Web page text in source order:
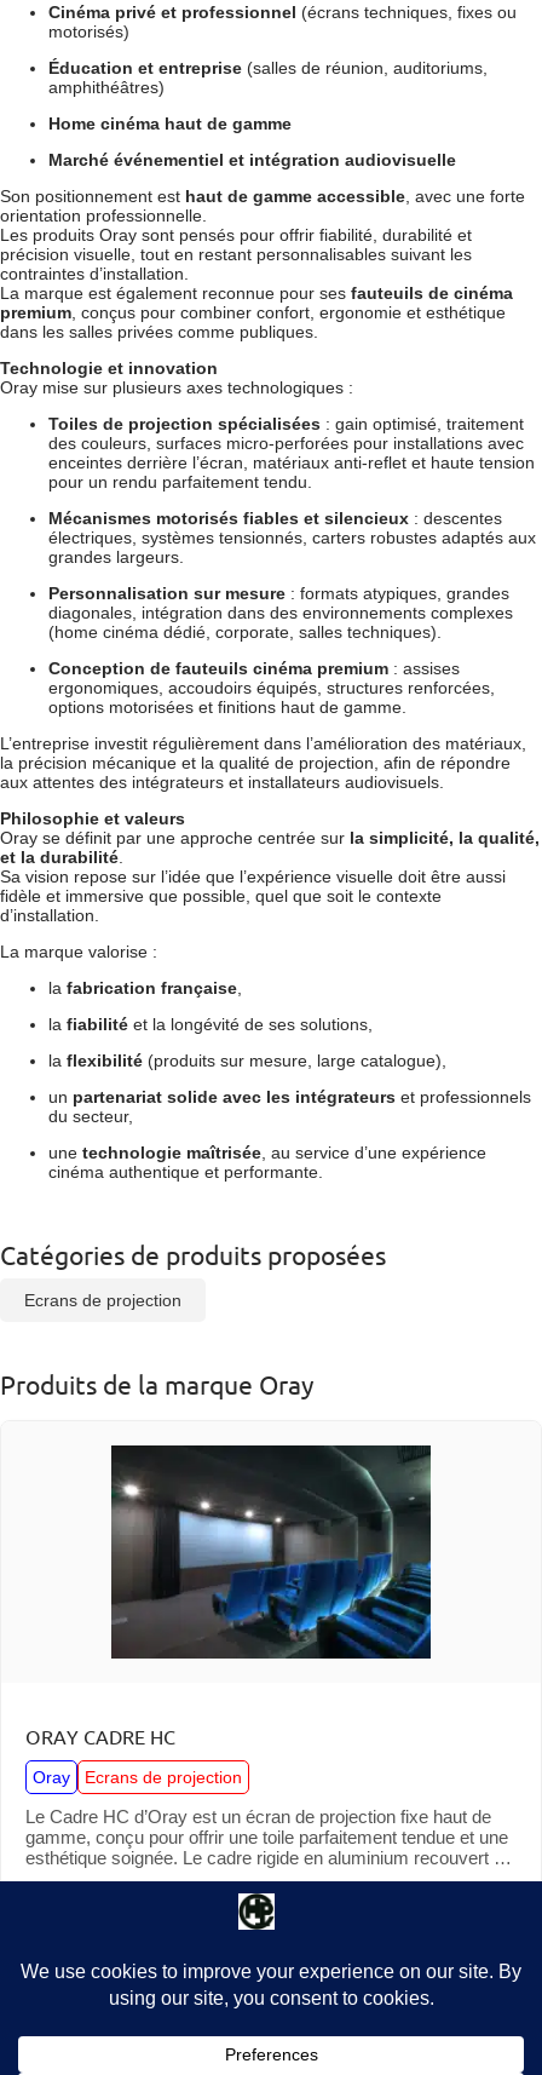
Cinéma privé et professionnel (écrans techniques, fixes ou
motorisés)
Éducation et entreprise (salles de réunion, auditoriums,
amphithéâtres)
Home cinéma haut de gamme
Marché événementiel et intégration audiovisuelle
Son positionnement est haut de gamme accessible , avec une forte
orientation professionnelle.
Les produits Oray sont pensés pour offrir fiabilité, durabilité et
précision visuelle, tout en restant personnalisables suivant les
contraintes d’installation.
La marque est également reconnue pour ses fauteuils de cinéma
premium , conçus pour combiner confort, ergonomie et esthétique
dans les salles privées comme publiques.
Technologie et innovation
Oray mise sur plusieurs axes technologiques :
Toiles de projection spécialisées : gain optimisé, traitement
des couleurs, surfaces micro-perforées pour installations avec
enceintes derrière l’écran, matériaux anti-reflet et haute tension
pour un rendu parfaitement tendu.
Mécanismes motorisés fiables et silencieux : descentes
électriques, systèmes tensionnés, carters robustes adaptés aux
grandes largeurs.
Personnalisation sur mesure : formats atypiques, grandes
diagonales, intégration dans des environnements complexes
(home cinéma dédié, corporate, salles techniques).
Conception de fauteuils cinéma premium : assises
ergonomiques, accoudoirs équipés, structures renforcées,
options motorisées et finitions haut de gamme.
L’entreprise investit régulièrement dans l’amélioration des matériaux,
la précision mécanique et la qualité de projection, afin de répondre
aux attentes des intégrateurs et installateurs audiovisuels.
Philosophie et valeurs
Oray se définit par une approche centrée sur la simplicité, la qualité,
et la durabilité
Sa vision repose sur l’idée que l’expérience visuelle doit être aussi
fidèle et immersive que possible, quel que soit le contexte
d’installation.
La marque valorise :
la fabrication française
la fiabilité et la longévité de ses solutions,
la flexibilité (produits sur mesure, large catalogue),
un partenariat solide avec les intégrateurs et professionnels
du secteur,
une technologie maîtrisée , au service d’une expérience
cinéma authentique et performante.
Catégories de produits proposées
Ecrans de projection
Produits de la marque Oray
ORAY CADRE HC
Oray Ecrans de projection
Le Cadre HC d’Oray est un écran de projection fixe haut de
gamme, conçu pour offrir une toile parfaitement tendue et une
esthétique soignée. Le cadre rigide en aluminium recouvert de
velours noir apporte à la fois élégance et profondeur…
Voir détails
1